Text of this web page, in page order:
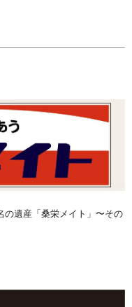
の遺産「桑栄メイト」〜その